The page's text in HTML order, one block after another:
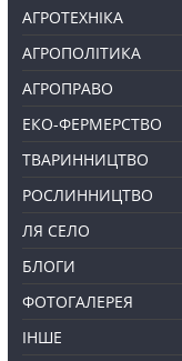
АГРОТЕХНІКА
АГРОПОЛІТИКА
АГРОПРАВО
ЕКО-ФЕРМЕРСТВО
ТВАРИННИЦТВО
РОСЛИННИЦТВО
ЛЯ СЕЛО
БЛОГИ
ФОТОГАЛЕРЕЯ
ІНШЕ